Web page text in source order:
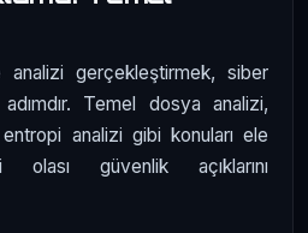
gerçekleştirmek, siber
Temel dosya analizi,
analizi gibi konuları ele
olası güvenlik açıklarını